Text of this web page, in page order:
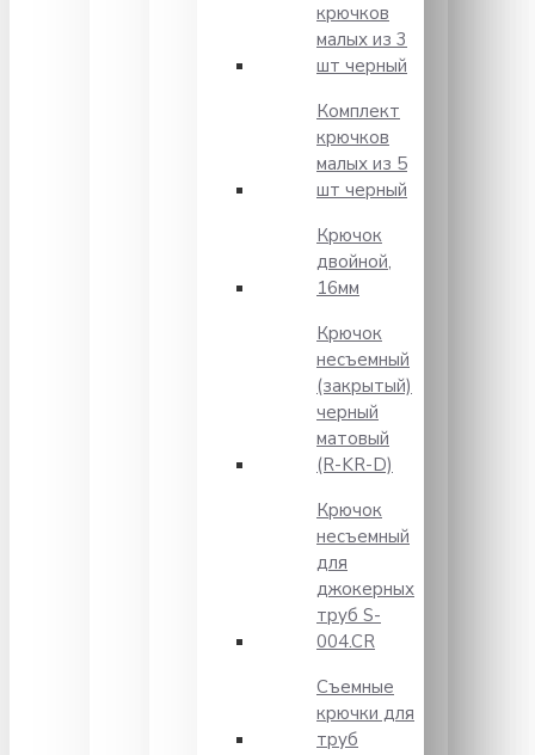
крючков
малых из 3
шт черный
Комплект
крючков
малых из 5
шт черный
Крючок
двойной,
16мм
Крючок
несъемный
(закрытый)
черный
матовый
(R-KR-D)
Крючок
несъемный
для
джокерных
труб S-
004.CR
Съемные
крючки для
труб